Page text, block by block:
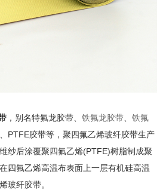
，别名特氟龙胶带 、铁氟龙胶带 、铁氟
PTFE胶带等， 聚四氟乙烯玻纤胶带生产
纱后涂覆聚四氟乙烯(PTFE)树脂制成聚
四氟乙烯高温布表面上一层有机硅高温
玻纤胶带。